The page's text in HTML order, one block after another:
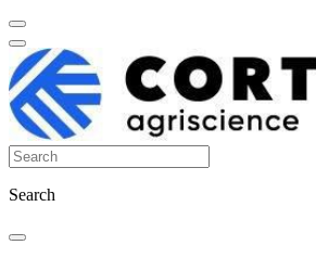
Search